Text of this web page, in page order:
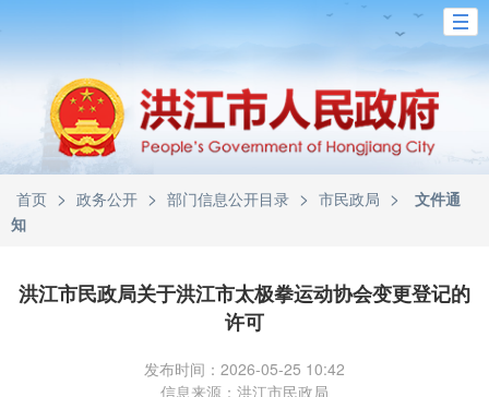
首页 > 政务公开 > 部门信息公开目录 > 市民政局 >
文件通
知
洪江市民政局关于洪江市太极拳运动协会变更登记的
许可
发布时间：2026-05-25 10:42
信息来源：洪江市民政局